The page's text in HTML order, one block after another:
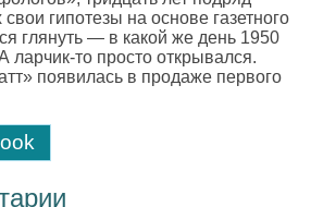
гипотезы на основе газетного
глянуть — в какой же день 1950
ларчик-то просто открывался.
появилась в продаже первого